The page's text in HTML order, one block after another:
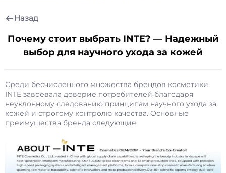
Назад
Почему стоит выбрать INTE? — Надежный
выбор для научного ухода за кожей
Среди бесчисленного множества брендов косметики
INTE завоевала доверие потребителей благодаря
неуклонному следованию принципам научного ухода за
кожей и строгому контролю качества. Основные
преимущества бренда следующие: